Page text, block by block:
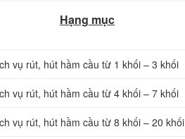
Hạng mục
vụ rút, hút hầm cầu từ 1 khối – 3 khối
vụ rút, hút hầm cầu từ 4 khối – 7 khối
vụ rút, hút hầm cầu từ 8 khối – 20 khối